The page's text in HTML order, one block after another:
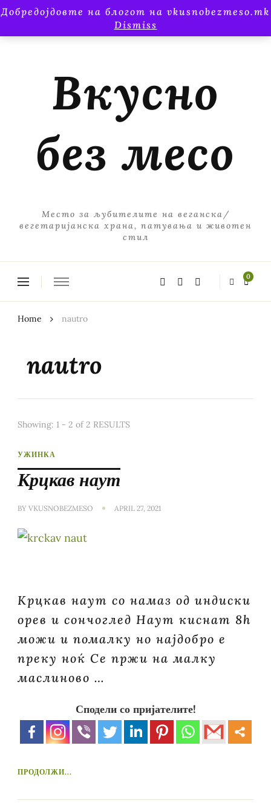
Добредојдовте на блогот на vkusnobezmeso.mk
Dismiss
Вкусно
без месо
Место за љубителите на веганска/
вегетаријанска храна, патувања и животен
стил
0
Home nautro
nautro
Showing: 1 - 2 of 2 RESULTS
УЖИНКА
Крцкав наут
BY VKUSNOBEZMESO APRIL 27, 2021
Крцкав наут со намаз од индиски
орев и сончоглед Наут киснат 8h
можи и помалку но најдобро е
преку ноќ Се пржи на малку
маслиново …
Сподели со пријателите!
ПРОДОЛЖИ...